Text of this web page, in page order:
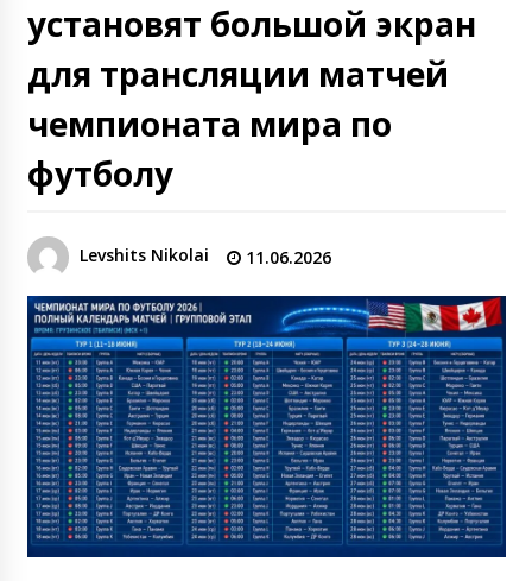
установят большой экран
для трансляции матчей
чемпионата мира по
футболу
Levshits Nikolai 11.06.2026